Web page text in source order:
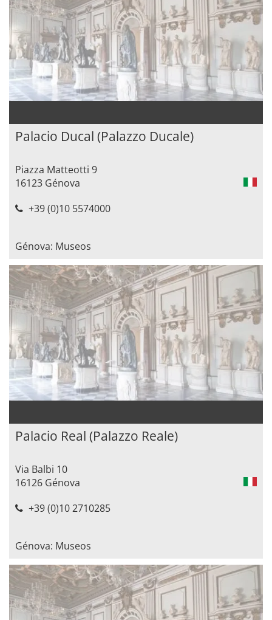
Palacio Ducal (Palazzo Ducale)
Piazza Matteotti 9
16123 Génova
+39 (0)10 5574000
Génova: Museos
Palacio Real (Palazzo Reale)
Via Balbi 10
16126 Génova
+39 (0)10 2710285
Génova: Museos